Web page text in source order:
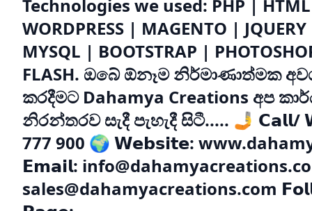
Technologies we used: PHP |
WORDPRESS | MAGENTO |
MYSQL | BOOTSTRAP |
FLASH. ඔබේ ඕනෑම නිර්මාණාත්මක
කරදීමට Dahamya Creations අප
නිරන්තරව සැදී පැහැදී සිටී..... 🤳
777 900 🌍 𝗪𝗲𝗯𝘀𝗶𝘁𝗲:
𝗘𝗺𝗮𝗶𝗹:
sales@dahamyacreations.com